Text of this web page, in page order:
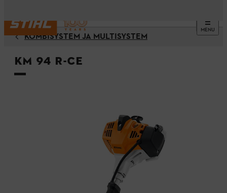
MENU
KOMBISYSTEM JA MULTISYSTEM
KM 94 R-CE